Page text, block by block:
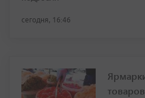
сегодня, 16:46